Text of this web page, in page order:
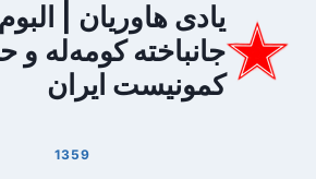
محتوا
یادی هاوریان |
جانباخته کومه‌له و
کمونیست ایران
1359